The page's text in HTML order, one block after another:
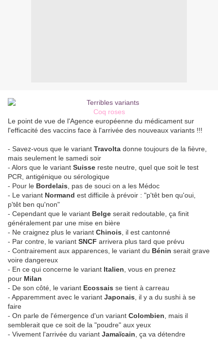
Coq roses
Le point de vue de l'Agence européenne du médicament sur
l'efficacité des vaccins face à l'arrivée des nouveaux variants !!!
- Savez-vous que le variant Travolta donne toujours de la fièvre,
mais seulement le samedi soir
- Alors que le variant Suisse reste neutre, quel que soit le test
PCR, antigénique ou sérologique
- Pour le Bordelais , pas de souci on a les Médoc
- Le variant Normand est difficile à prévoir : "p'têt ben qu'oui,
p'têt ben qu'non"
- Cependant que le variant Belge serait redoutable, ça finit
généralement par une mise en bière
- Ne craignez plus le variant Chinois , il est cantonné
- Par contre, le variant SNCF arrivera plus tard que prévu
- Contrairement aux apparences, le variant du Bénin serait grave
voire dangereux
- En ce qui concerne le variant Italien , vous en prenez
pour Milan
- De son côté, le variant Ecossais se tient à carreau
- Apparemment avec le variant Japonais , il y a du sushi à se
faire
- On parle de l'émergence d'un variant Colombien , mais il
semblerait que ce soit de la "poudre" aux yeux
- Vivement l'arrivée du variant Jamaïcain , ça va détendre